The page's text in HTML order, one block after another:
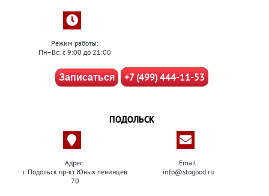
Режим работы:
Пн–Вс: с 9:00 до 21:00
Записаться +7 (499) 444-11-53
ПОДОЛЬСК
Адрес:
г. Подольск пр-кт Юных ленинцев
70
Email:
info@stogood.ru